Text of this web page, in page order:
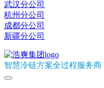
武汉分公司
杭州分公司
成都分公司
新疆分公司
智慧冷链方案全过程服务商